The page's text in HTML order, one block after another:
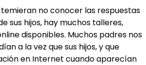
temieran no conocer las respuestas
sus hijos, hay muchos talleres,
disponibles. Muchos padres nos
a la vez que sus hijos, y que
en Internet cuando aparecían